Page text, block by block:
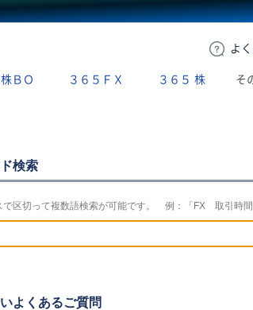
よ
株ＢＯ ３６５ＦＸ ３６５ 株 そ
検索
で区切って複数語検索が可能です。 例：「FX 取引時
よくあるご質問